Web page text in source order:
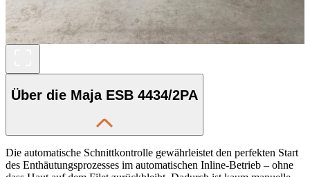
Über die Maja ESB 4434/2PA
Die automatische Schnittkontrolle gewährleistet den perfekten Start
des Enthäutungsprozesses im automatischen Inline-Betrieb – ohne